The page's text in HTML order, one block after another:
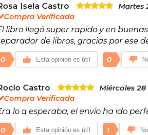
Isela Castro
Martes
Compra Verificada
libro llegó super rapido y en
de libros, gracias por ese
0 Esta opinión es útil 0
Castro
Miércoles
Compra Verificada
lo q esperaba, el envío ha ido
0 Esta opinión es útil 1